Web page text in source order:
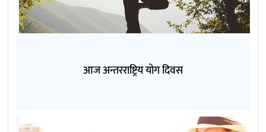
आज अन्तरराष्ट्रिय योग दिवस